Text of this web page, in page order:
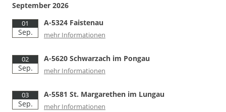
September 2026
01
Sep.
A-5324 Faistenau
mehr Informationen
02
Sep.
A-5620 Schwarzach im Pongau
mehr Informationen
03
Sep.
A-5581 St. Margarethen im Lungau
mehr Informationen